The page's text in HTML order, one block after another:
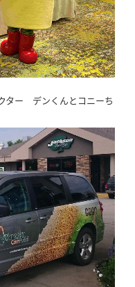
ター デンくんとコニーち